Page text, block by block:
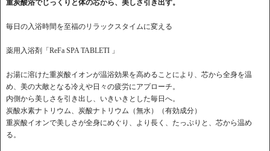
重炭酸浴でじっくりと体の芯から、美しさ引き出す。
毎日の入浴時間を至福のリラックスタイムに変える
薬用入浴剤「ReFa SPA TABLETI 」
お湯に溶けた重炭酸イオンが温浴効果を高めることにより、芯から全身を温
め、美の大敵となる冷えや日々の疲労にアプローチ。
内側から美しさを引き出し、いきいきとした毎日へ。
炭酸水素ナトリウム、炭酸ナトリウム（無水）（有効成分）
重炭酸イオンで美しさが全身にめぐり、より長く、たっぷりと、芯から温め
る。